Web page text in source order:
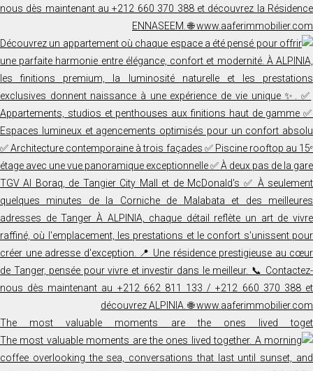
The most valuable moments are the ones lived toget